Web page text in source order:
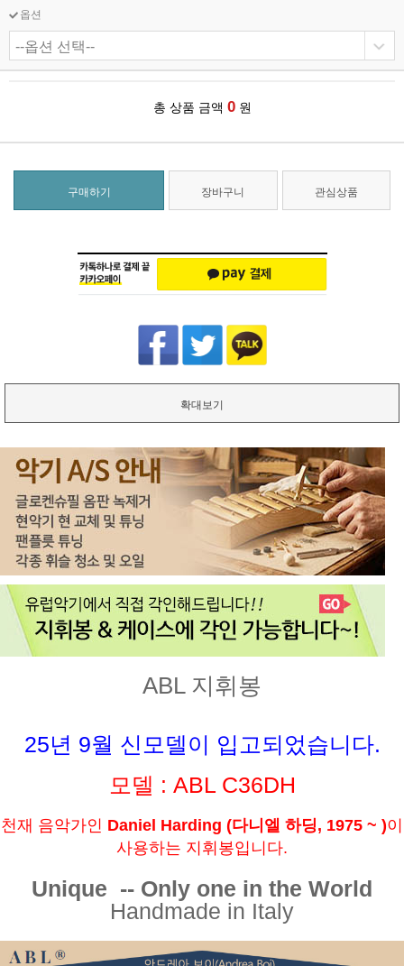
옵션
총 상품 금액 0 원
구매하기 장바구니 관심상품
확대보기
ABL 지휘봉
25년 9월 신모델이 입고되었습니다.
모델 : ABL C36DH
천재 음악가인 Daniel Harding (다니엘 하딩, 1975 ~ )이
사용하는 지휘봉입니다.
Unique -- Only one in the World
Handmade in Italy